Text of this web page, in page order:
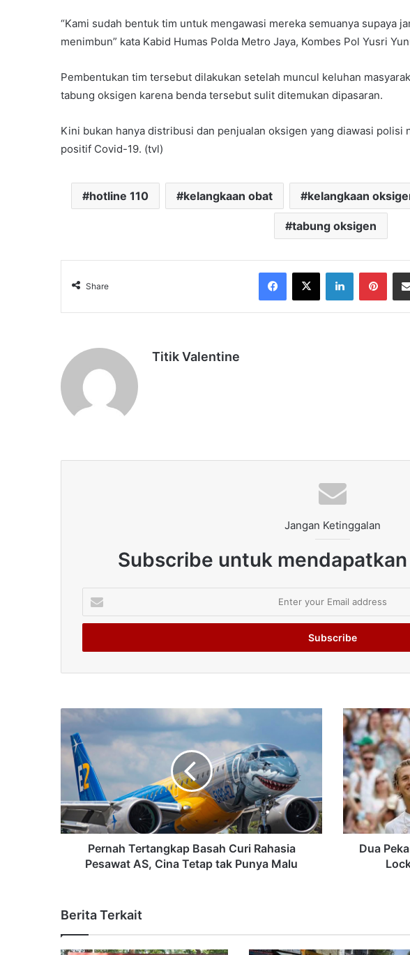
“Kami sudah bentuk tim untuk mengawasi mereka semuanya supaya
menimbun” kata Kabid Humas Polda Metro Jaya, Kombes Pol Yusri
Pembentukan tim tersebut dilakukan setelah muncul keluhan
tabung oksigen karena benda tersebut sulit ditemukan dipasaran.
Kini bukan hanya distribusi dan penjualan oksigen yang diawasi polisi
positif Covid-19. (tvl)
hotline 110 kelangkaan obat kelangkaan
tabung oksigen
Share
Facebook
X LinkedIn
Titik Valentine
Jangan Ketinggalan
Subscribe untuk
your
Email
Pernah Tertangkap Basah Curi Rahasia
Pesawat AS, Cina Tetap tak Punya Malu
Dua
Berita Terkait